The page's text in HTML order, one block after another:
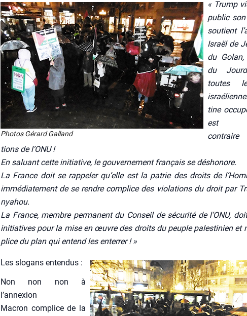
Pho­tos Gérard Gal­land
« Trump
public
sou­tient
Israël de
du
du
toutes
tine
est
tions de l’O­NU !
En saluant cette ini­tia­tive, le gou­ver­ne­ment fran­çais se désho­nore.
La France doit se rap­pe­ler qu’elle est la patrie des droits de
immé­dia­te­ment de se rendre com­plice des vio­la­tions du droit par
nya­hou.
La France, membre per­ma­nent du Conseil de sécu­ri­té de l’O­NU,
ini­tia­tives pour la mise en œuvre des droits du peuple pales­ti­nien et
plice du plan qui entend les enter­rer ! »
Les slo­gans enten­dus :
Non non non à
l’annexion
Macron com­plice de la